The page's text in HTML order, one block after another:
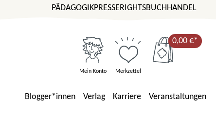
PÄDAGOGIKPRESSERIGHTSBUCHHANDEL
Mein Konto Merkzettel
0,00 €*
Blogger*innen Verlag Karriere Veranstaltungen